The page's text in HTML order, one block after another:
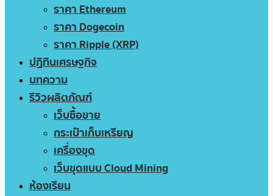
ราคา Ethereum
ราคา Dogecoin
ราคา Ripple (XRP)
ปฏิทินเศรษฐกิจ
บทความ
รีวิวผลิตภัณฑ์
เว็บซื้อขาย
กระเป๋าเก็บเหรียญ
เครื่องขุด
เว็บขุดแบบ Cloud Mining
ห้องเรียน